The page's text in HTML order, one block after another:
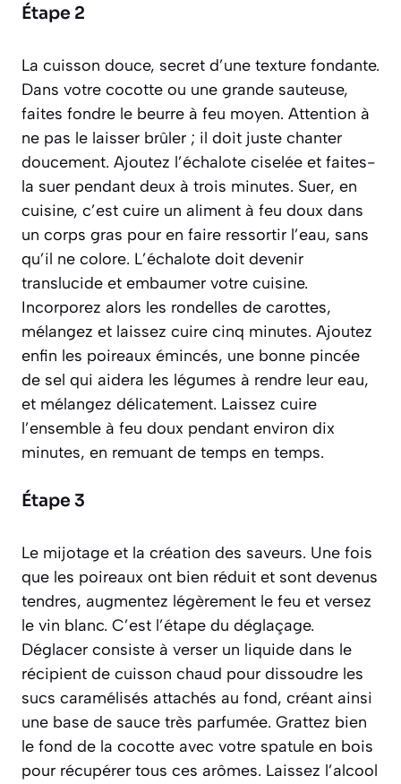
Étape 2
La cuisson douce, secret d’une texture fondante.
Dans votre cocotte ou une grande sauteuse,
faites fondre le beurre à feu moyen. Attention à
ne pas le laisser brûler ; il doit juste chanter
doucement. Ajoutez l’échalote ciselée et faites-
la suer pendant deux à trois minutes. Suer, en
cuisine, c’est cuire un aliment à feu doux dans
un corps gras pour en faire ressortir l’eau, sans
qu’il ne colore. L’échalote doit devenir
translucide et embaumer votre cuisine.
Incorporez alors les rondelles de carottes,
mélangez et laissez cuire cinq minutes. Ajoutez
enfin les poireaux émincés, une bonne pincée
de sel qui aidera les légumes à rendre leur eau,
et mélangez délicatement. Laissez cuire
l’ensemble à feu doux pendant environ dix
minutes, en remuant de temps en temps.
Étape 3
Le mijotage et la création des saveurs. Une fois
que les poireaux ont bien réduit et sont devenus
tendres, augmentez légèrement le feu et versez
le vin blanc. C’est l’étape du déglaçage.
Déglacer consiste à verser un liquide dans le
récipient de cuisson chaud pour dissoudre les
sucs caramélisés attachés au fond, créant ainsi
une base de sauce très parfumée. Grattez bien
le fond de la cocotte avec votre spatule en bois
pour récupérer tous ces arômes. Laissez l’alcool